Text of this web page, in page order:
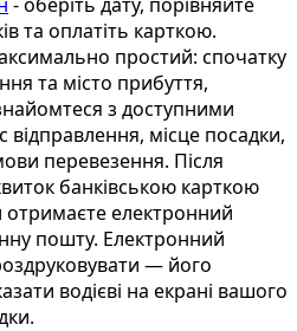
та оплатіть карткою.
простий: спочатку
та місто прибуття,
з доступними
місце посадки,
перевезення. Після
банківською карткою
електронний
пошту. Електронний
— його
водієві на екрані вашого